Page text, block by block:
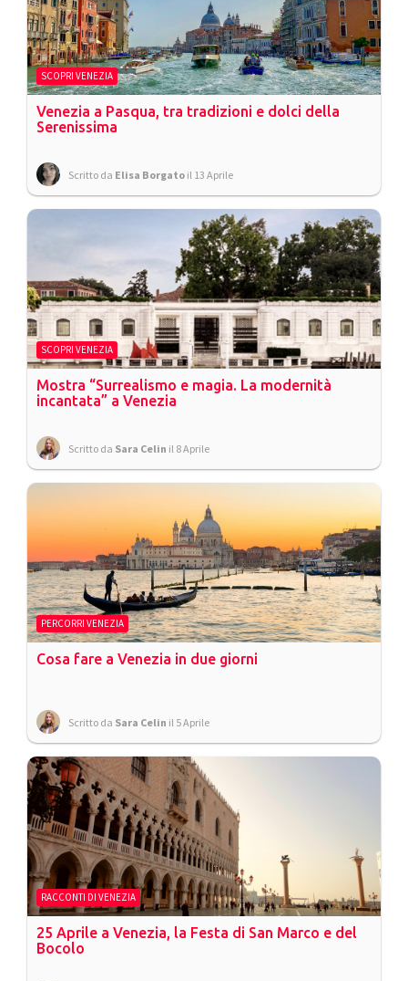
SCOPRI VENEZIA
Venezia a Pasqua, tra tradizioni e dolci della
Serenissima
Scritto da Elisa Borgato il 13 Aprile
SCOPRI VENEZIA
Mostra “Surrealismo e magia. La modernità
incantata” a Venezia
Scritto da Sara Celin il 8 Aprile
PERCORRI VENEZIA
Cosa fare a Venezia in due giorni
Scritto da Sara Celin il 5 Aprile
RACCONTI DI VENEZIA
25 Aprile a Venezia, la Festa di San Marco e del
Bocolo